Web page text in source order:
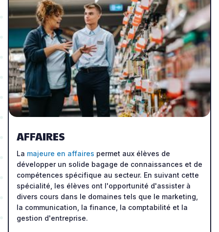
AFFAIRES
La majeure en affaires permet aux élèves de
développer un solide bagage de connaissances et de
compétences spécifique au secteur. En suivant cette
spécialité, les élèves ont l'opportunité d'assister à
divers cours dans le domaines tels que le marketing,
la communication, la finance, la comptabilité et la
gestion d'entreprise.